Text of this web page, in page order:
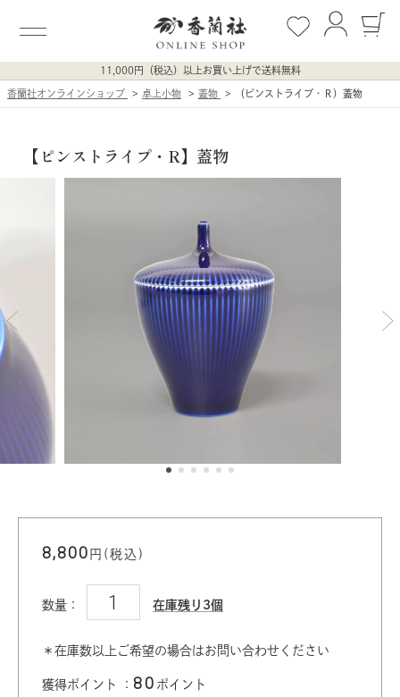
11,000円（税込）以上お買い上げで送料無料
香蘭社オンラインショップ 卓上小物 蓋物 （ピンストライプ・Ｒ）蓋物
【ピンストライプ・R】蓋物
8,800 円(税込)
数量： 在庫残り3個
＊在庫数以上ご希望の場合はお問い合わせください
獲得ポイント ： 80 ポイント